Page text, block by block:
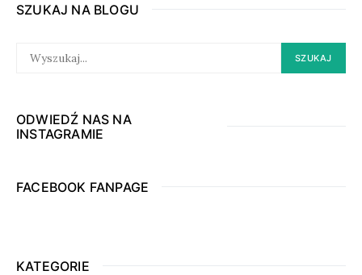
SZUKAJ NA BLOGU
FOR:
SZUKAJ
ODWIEDŹ NAS NA
INSTAGRAMIE
FACEBOOK FANPAGE
KATEGORIE